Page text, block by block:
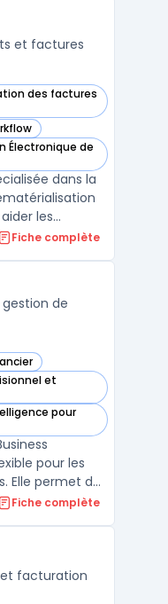
intégré.
et factures
des factures
Électronique de
dans la
les
processus
et
Fiche complète
de
et
pour
pour les
Elle permet de
d'une
des
Fiche complète
facturation